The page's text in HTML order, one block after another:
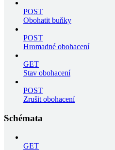
POST
Obohatit buňky
POST
Hromadné obohacení
GET
Stav obohacení
POST
Zrušit obohacení
Schémata
GET